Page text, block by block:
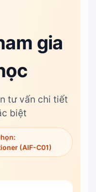
gia
tư vấn chi tiết
biệt
(AIF-C01)